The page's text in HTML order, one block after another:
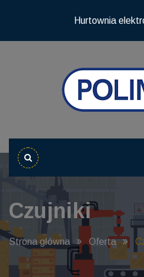
Hurtownia
Czujniki
Strona główna Oferta